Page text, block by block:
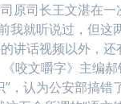
原司长王文湛在
我就听说过，但
讲话视频以外，
《咬文嚼字》主编
”，认为公安部搞